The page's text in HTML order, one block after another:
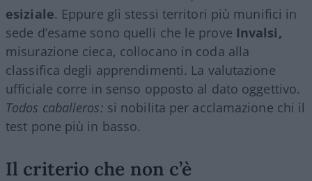
esiziale. Eppure gli stessi territori più munifici in
sede d’esame sono quelli che le prove Invalsi,
misurazione cieca, collocano in coda alla
classifica degli apprendimenti. La valutazione
ufficiale corre in senso opposto al dato oggettivo.
Todos caballeros: si nobilita per acclamazione chi il
test pone più in basso.
Il criterio che non c’è